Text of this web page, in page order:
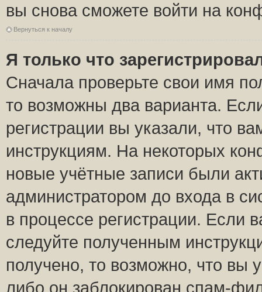
вы снова сможете войти на
Вернуться к началу
Я только что
Сначала проверьте свои имя
то возможны два варианта.
регистрации вы указали, что
инструкциям. На некоторых
новые учётные записи были
администратором до входа в
в процессе регистрации.
следуйте полученным
получено, то возможно, что вы
либо он заблокирован спам-